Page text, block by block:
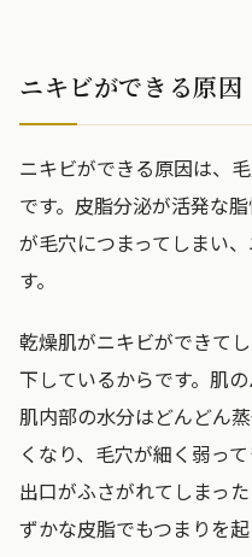
ニキビができる原因
ニキビができる原因は、
です。皮脂分泌が活発な
が毛穴につまってしまい
す。
乾燥肌がニキビができて
下しているからです。肌
肌内部の水分はどんどん
くなり、毛穴が細く弱っ
出口がふさがれてしまっ
ずかな皮脂でもつまりを